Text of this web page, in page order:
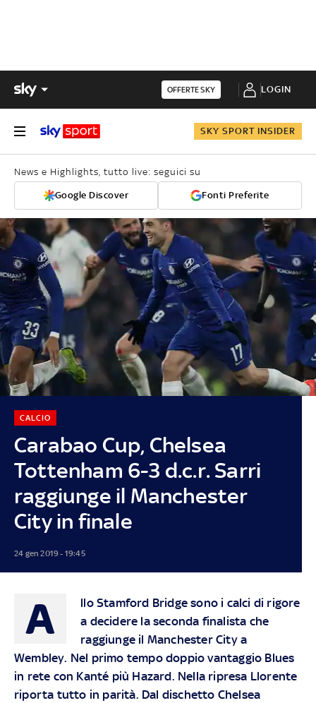
OFFERTE SKY LOGIN
SKY SPORT INSIDER
News e Highlights, tutto live: seguici su
Google Discover Fonti Preferite
Carabao Cup, Chelsea
Tottenham 6-3 d.c.r. Sarri
raggiunge il Manchester
City in finale
CALCIO
24 gen 2019 - 19:45
A
llo Stamford Bridge sono i calci di rigore
a decidere la seconda finalista che
raggiunge il Manchester City a
Wembley. Nel primo tempo doppio vantaggio Blues
in rete con Kanté più Hazard. Nella ripresa Llorente
riporta tutto in parità. Dal dischetto Chelsea